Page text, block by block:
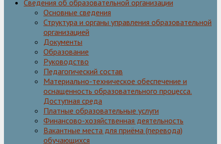
Сведения об образовательной организации
Основные сведения
Структура и органы управления образовательной
организацией
Документы
Образование
Руководство
Педагогический состав
Материально-техническое обеспечение и
оснащенность образовательного процесса.
Доступная среда
Платные образовательные услуги
Финансово-хозяйственная деятельность
Вакантные места для приёма (перевода)
обучающихся